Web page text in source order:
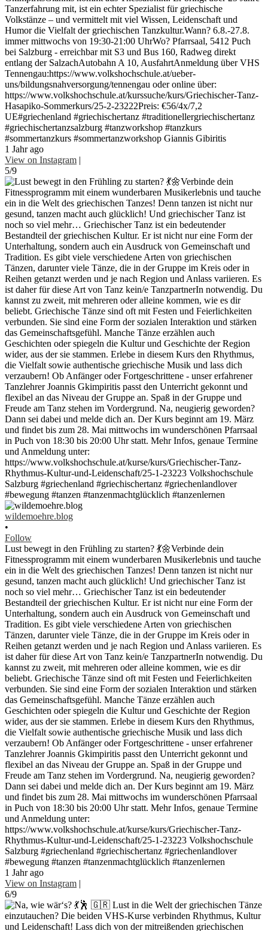
Tanzerfahrung mit, ist ein echter Spezialist für griechische
Volkstänze – und vermittelt mit viel Wissen, Leidenschaft und
Humor die Vielfalt der griechischen Tanzkultur.Wann? 6.8.-27.8.
immer mittwochs von 19:30-21:00 UhrWo? Pfarrsaal, 5412 Puch
bei Salzburg - erreichbar mit S3 und Bus 160, Radweg direkt
entlang der SalzachAutobahn A 10, AusfahrtAnmeldung über VHS
Tennengau:https://www.volkshochschule.at/ueber-
uns/bildungsnahversorgung/tennengau oder online über:
https://www.volkshochschule.at/kurssuche/kurs/Griechischer-Tanz-
Hasapiko-Sommerkurs/25-2-23222Preis: €56/4x/7,2
UE#griechenland #griechischertanz #traditionellergriechischertanz
#griechischertanzsalzburg #tanzworkshop #tanzkurs
#sommertanzkurs #sommertanzworkshop Giannis Gibiritis
1 Jahr ago
View on Instagram |
5/9
wildemoehre.blog
•
Follow
Lust bewegt in den Frühling zu starten? 💃🌼Verbinde dein
Fitnessprogramm mit einem wunderbaren Musikerlebnis und tauche
ein in die Welt des griechischen Tanzes! Denn tanzen ist nicht nur
gesund, tanzen macht auch glücklich! Und griechischer Tanz ist
noch so viel mehr… Griechischer Tanz ist ein bedeutender
Bestandteil der griechischen Kultur. Er ist nicht nur eine Form der
Unterhaltung, sondern auch ein Ausdruck von Gemeinschaft und
Tradition. Es gibt viele verschiedene Arten von griechischen
Tänzen, darunter viele Tänze, die in der Gruppe im Kreis oder in
Reihen getanzt werden und je nach Region und Anlass variieren. Es
ist daher für diese Art von Tanz kein/e TanzpartnerIn notwendig. Du
kannst zu zweit, mit mehreren oder alleine kommen, wie es dir
beliebt. Griechische Tänze sind oft mit Festen und Feierlichkeiten
verbunden. Sie sind eine Form der sozialen Interaktion und stärken
das Gemeinschaftsgefühl. Manche Tänze erzählen auch
Geschichten oder spiegeln die Kultur und Geschichte der Region
wider, aus der sie stammen. Erlebe in diesem Kurs den Rhythmus,
die Vielfalt sowie authentische griechische Musik und lass dich
verzaubern! Ob Anfänger oder Fortgeschrittene - unser erfahrener
Tanzlehrer Joannis Gkimpiritis passt den Unterricht gekonnt und
flexibel an das Niveau der Gruppe an. Spaß in der Gruppe und
Freude am Tanz stehen im Vordergrund. Na, neugierig geworden?
Dann sei dabei und melde dich an. Der Kurs beginnt am 19. März
und findet bis zum 28. Mai mittwochs im wunderschönen Pfarrsaal
in Puch von 18:30 bis 20:00 Uhr statt. Mehr Infos, genaue Termine
und Anmeldung unter:
https://www.volkshochschule.at/kurse/kurs/Griechischer-Tanz-
Rhythmus-Kultur-und-Leidenschaft/25-1-23223 Volkshochschule
Salzburg #griechenland #griechischertanz #griechenlandlover
#bewegung #tanzen #tanzenmachtglücklich #tanzenlernen
1 Jahr ago
View on Instagram |
6/9